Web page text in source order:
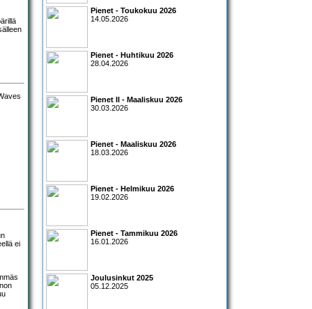
ei
Pienet - Toukokuu 2026
14.05.2026
Pienet - Huhtikuu 2026
28.04.2026
Pienet II - Maaliskuu 2026
30.03.2026
Pienet - Maaliskuu 2026
18.03.2026
Pienet - Helmikuu 2026
19.02.2026
Pienet - Tammikuu 2026
16.01.2026
Joulusinkut 2025
05.12.2025